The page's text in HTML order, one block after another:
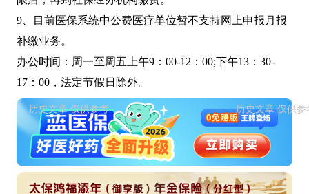
9、目前医保系统中公费医疗单位暂不支持网上申报月报
补缴业务。
办公时间：周一至周五上午9：00-12：00;下午13：30-
17：00，法定节假日除外。